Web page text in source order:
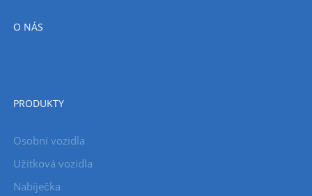
O NÁS
PRODUKTY
Osobní vozidla
Užitková vozidla
Nabíječka